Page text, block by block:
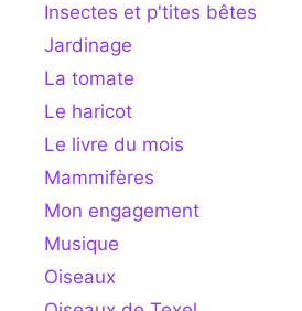
Insectes et p'tites bêtes
Jardinage
La tomate
Le haricot
Le livre du mois
Mammifères
Mon engagement
Musique
Oiseaux